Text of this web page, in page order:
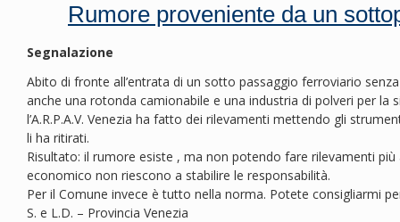
Rumore proveniente da un
Segnalazione
Abito di fronte all’entrata di un sotto passaggio ferroviario
anche una rotonda camionabile e una industria di polveri per la
l’A.R.P.A.V. Venezia ha fatto dei rilevamenti mettendo gli
li ha ritirati.
Risultato: il rumore esiste , ma non potendo fare rilevamenti
economico non riescono a stabilire le responsabilità.
Per il Comune invece è tutto nella norma. Potete consigliarmi
S. e L.D. – Provincia Venezia